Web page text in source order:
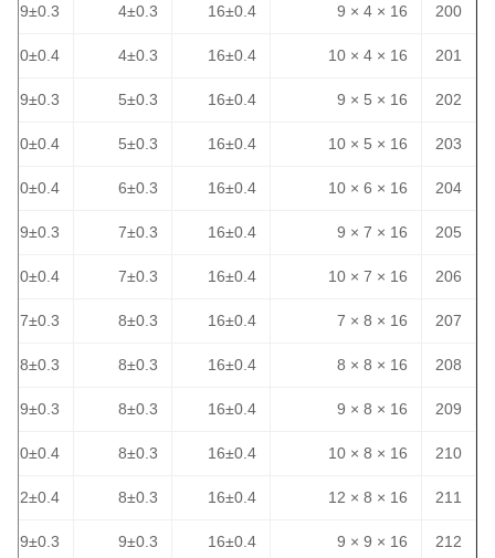
200
16 × 4 × 9
16±0.4
4±0.3
9±0.3
201
16 × 4 × 10
16±0.4
4±0.3
10±0.4
202
16 × 5 × 9
16±0.4
5±0.3
9±0.3
203
16 × 5 × 10
16±0.4
5±0.3
10±0.4
204
16 × 6 × 10
16±0.4
6±0.3
10±0.4
205
16 × 7 × 9
16±0.4
7±0.3
9±0.3
206
16 × 7 × 10
16±0.4
7±0.3
10±0.4
207
16 × 8 × 7
16±0.4
8±0.3
7±0.3
208
16 × 8 × 8
16±0.4
8±0.3
8±0.3
209
16 × 8 × 9
16±0.4
8±0.3
9±0.3
210
16 × 8 × 10
16±0.4
8±0.3
10±0.4
211
16 × 8 × 12
16±0.4
8±0.3
12±0.4
212
16 × 9 × 9
16±0.4
9±0.3
9±0.3